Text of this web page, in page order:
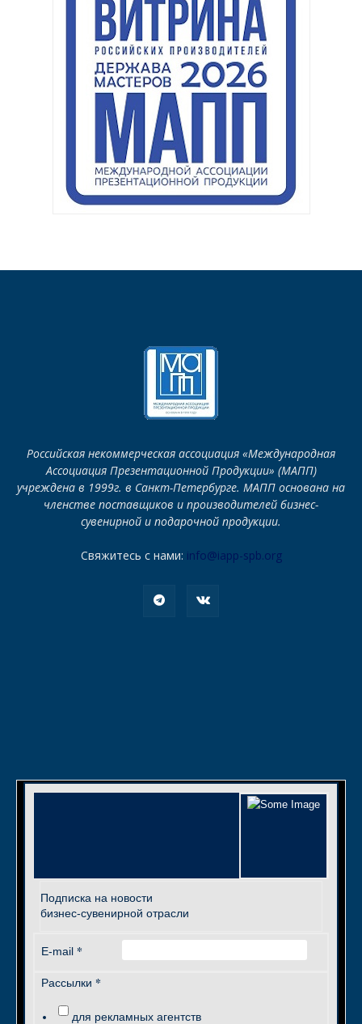
Российская некоммерческая ассоциация «Международная
Ассоциация Презентационной Продукции» (МАПП)
учреждена в 1999г. в Санкт-Петербурге. МАПП основана на
членстве поставщиков и производителей бизнес-
сувенирной и подарочной продукции.
Свяжитесь с нами: info@iapp-spb.org
Подписка на новости
бизнес-сувенирной отрасли
E-mail *
Рассылки *
для рекламных агентств